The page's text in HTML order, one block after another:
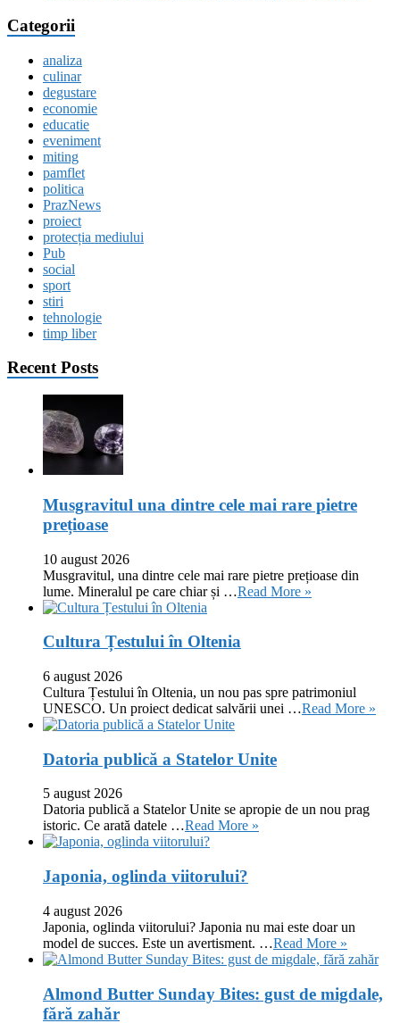
Categorii
analiza
culinar
degustare
economie
educatie
eveniment
miting
pamflet
politica
PrazNews
proiect
protecția mediului
Pub
social
sport
stiri
tehnologie
timp liber
Recent Posts
Musgravitul una dintre cele mai rare pietre
prețioase
10 august 2026
Musgravitul, una dintre cele mai rare pietre prețioase din
lume. Mineralul pe care chiar și …Read More »
Cultura Țestului în Oltenia
6 august 2026
Cultura Țestului în Oltenia, un nou pas spre patrimoniul
UNESCO. Un proiect dedicat salvării unei …Read More »
Datoria publică a Statelor Unite
5 august 2026
Datoria publică a Statelor Unite se apropie de un nou prag
istoric. Ce arată datele …Read More »
Japonia, oglinda viitorului?
4 august 2026
Japonia, oglinda viitorului? Japonia nu mai este doar un
model de succes. Este un avertisment. …Read More »
Almond Butter Sunday Bites: gust de migdale,
fără zahăr